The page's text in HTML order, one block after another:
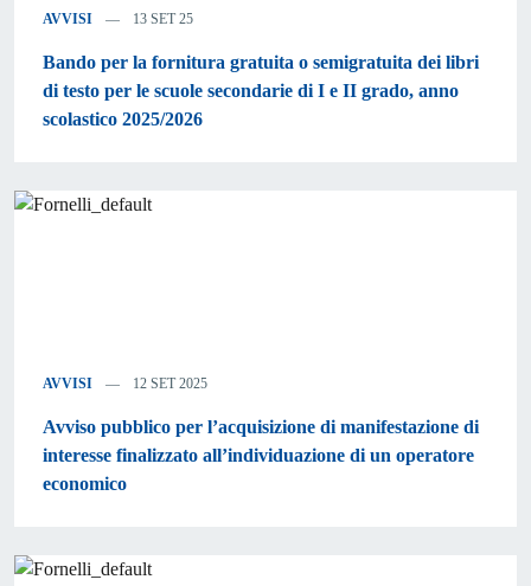
AVVISI 13 SET 25
Bando per la fornitura gratuita o semigratuita dei libri
di testo per le scuole secondarie di I e II grado, anno
scolastico 2025/2026
AVVISI 12 SET 2025
Avviso pubblico per l’acquisizione di manifestazione di
interesse finalizzato all’individuazione di un operatore
economico